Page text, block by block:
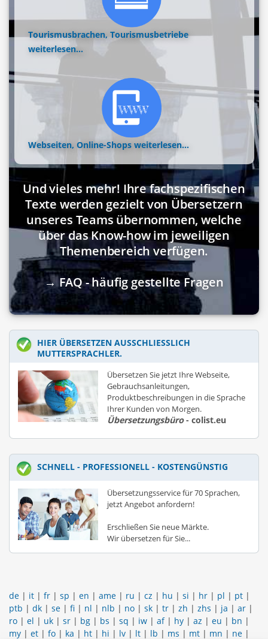
Tourismusbrachen, Tourismusbetriebe
weiterlesen...
Webseiten, Online-Shops weiterlesen...
Und vieles mehr! Ihre fachspezifischen
Texte werden gezielt von Übersetzern
unseres Teams übernommen, welche
über das Know-how im jeweiligen
Themenbereich verfügen.
→ FAQ - häufig gestellte Fragen
HIER ÜBERSETZEN AUSSCHLIESSLICH M
UTTERSPRACHLER.
Übersetzen Sie jetzt Ihre Webseite,
Gebrauchsanleitungen,
Produktbeschreibungen in die Sprache
Ihrer Kunden von Morgen.
Übersetzungsbüro- colist.eu
SCHNELL - PROFESSIONELL - KOSTENGÜNSTIG
Übersetzungsservice für 70 Sprachen,
jetzt Angebot anfordern!
Erschließen Sie neue Märkte.
Wir übersetzen für Sie...
de | it | fr | sp | en | ame | ru | cz | hu | si | hr | pl | pt |
ptb | dk | se | fi | nl | nlb | no | sk | tr | zh | zhs | ja | ar |
ro | el | uk | sr | bg | bs | sq | iw | af| hy | az | eu | bn |
my | et | fo | ka | ht | hi | lv | lt | lb | ms | mt | mn | ne |